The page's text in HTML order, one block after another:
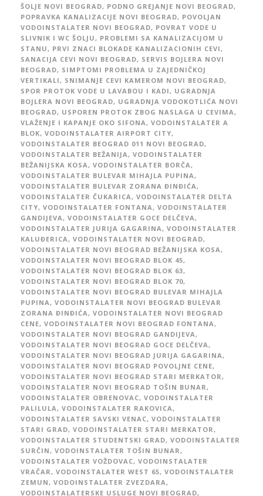
ŠOLJE NOVI BEOGRAD, PODNO GREJANJE NOVI BEOGRAD,
POPRAVKA KANALIZACIJE NOVI BEOGRAD, POVOLJAN
VODOINSTALATER NOVI BEOGRAD, POVRAT VODE U
SLIVNIK I WC ŠOLJU , PROBLEMI SA KANALIZACIJOM U
STANU , PRVI ZNACI BLOKADE KANALIZACIONIH CEVI ,
SANACIJA CEVI NOVI BEOGRAD, SERVIS BOJLERA NOVI
BEOGRAD, SIMPTOMI PROBLEMA U ZAJEDNIČKOJ
VERTIKALI , SNIMANJE CEVI KAMEROM NOVI BEOGRAD,
SPOR PROTOK VODE U LAVABOU I KADI , UGRADNJA
BOJLERA NOVI BEOGRAD, UGRADNJA VODOKOTLIĆA NOVI
BEOGRAD, USPOREN PROTOK ZBOG NASLAGA U CEVIMA ,
VLAŽENJE I KAPANJE OKO SIFONA , VODOINSTALATER A
BLOK, VODOINSTALATER AIRPORT CITY,
VODOINSTALATER BEOGRAD 011 NOVI BEOGRAD,
VODOINSTALATER BEŽANIJA , VODOINSTALATER
BEŽANIJSKA KOSA , VODOINSTALATER BORČA ,
VODOINSTALATER BULEVAR MIHAJLA PUPINA ,
VODOINSTALATER BULEVAR ZORANA ĐINĐIĆA ,
VODOINSTALATER ČUKARICA , VODOINSTALATER DELTA
CITY, VODOINSTALATER FONTANA , VODOINSTALATER
GANDIJEVA , VODOINSTALATER GOCE DELČEVA ,
VODOINSTALATER JURIJA GAGARINA , VODOINSTALATER
KALUĐERICA , VODOINSTALATER NOVI BEOGRAD,
VODOINSTALATER NOVI BEOGRAD BEŽANIJSKA KOSA ,
VODOINSTALATER NOVI BEOGRAD BLOK 45,
VODOINSTALATER NOVI BEOGRAD BLOK 63,
VODOINSTALATER NOVI BEOGRAD BLOK 70,
VODOINSTALATER NOVI BEOGRAD BULEVAR MIHAJLA
PUPINA , VODOINSTALATER NOVI BEOGRAD BULEVAR
ZORANA ĐINĐIĆA , VODOINSTALATER NOVI BEOGRAD
CENE, VODOINSTALATER NOVI BEOGRAD FONTANA ,
VODOINSTALATER NOVI BEOGRAD GANDIJEVA ,
VODOINSTALATER NOVI BEOGRAD GOCE DELČEVA ,
VODOINSTALATER NOVI BEOGRAD JURIJA GAGARINA ,
VODOINSTALATER NOVI BEOGRAD POVOLJNE CENE,
VODOINSTALATER NOVI BEOGRAD STARI MERKATOR ,
VODOINSTALATER NOVI BEOGRAD TOŠIN BUNAR ,
VODOINSTALATER OBRENOVAC, VODOINSTALATER
PALILULA , VODOINSTALATER RAKOVICA ,
VODOINSTALATER SAVSKI VENAC, VODOINSTALATER
STARI GRAD, VODOINSTALATER STARI MERKATOR ,
VODOINSTALATER STUDENTSKI GRAD, VODOINSTALATER
SURČIN , VODOINSTALATER TOŠIN BUNAR ,
VODOINSTALATER VOŽDOVAC, VODOINSTALATER
VRAČAR , VODOINSTALATER WEST 65, VODOINSTALATER
ZEMUN , VODOINSTALATER ZVEZDARA ,
VODOINSTALATERSKE USLUGE NOVI BEOGRAD,